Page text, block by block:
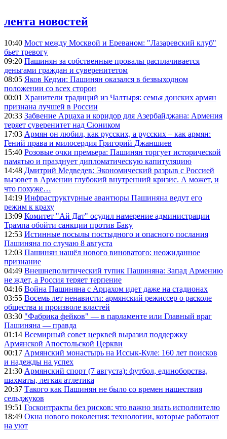
лента новостей
10:40 Мост между Москвой и Ереваном: "Лазаревский клуб"
бьет тревогу
09:20 Пашинян за собственные провалы расплачивается
деньгами граждан и суверенитетом
08:05 Яков Кедми: Пашинян оказался в безвыходном
положении со всех сторон
00:01 Хранители традиций из Чалтыря: семья донских армян
признана лучшей в России
20:33 Забвение Арцаха и коридор для Азербайджана: Армения
теряет суверенитет над Сюником
17:03 Армян он любил, как русских, а русских – как армян:
Гений права и милосердия Григорий Джаншиев
15:40 Розовые очки премьера: Пашинян торгует исторической
памятью и празднует дипломатическую капитуляцию
14:48 Дмитрий Медведев: Экономический разрыв с Россией
вызовет в Армении глубокий внутренний кризис. А может, и
что похуже…
14:19 Инфраструктурные авантюры Пашиняна ведут его
режим к краху
13:09 Комитет "Ай Дат" осудил намерение администрации
Трампа обойти санкции против Баку
12:53 Истинные посылы постыдного и опасного послания
Пашиняна по случаю 8 августа
12:03 Пашинян нашёл нового виноватого: неожиданное
признание
04:49 Внешнеполитический тупик Пашиняна: Запад Армению
не ждет, а Россия теряет терпение
04:16 Война Пашиняна с Арцахом идет даже на стадионах
03:55 Восемь лет ненависти: армянский режиссер о расколе
общества и произволе властей
03:30 "Фабрика фейков" — в парламенте или Главный враг
Пашиняна — правда
01:14 Всемирный совет церквей выразил поддержку
Армянской Апостольской Церкви
00:17 Армянский монастырь на Иссык-Куле: 160 лет поисков
и надежды на успех
21:30 Армянский спорт (7 августа): футбол, единоборства,
шахматы, легкая атлетика
20:37 Такого как Пашинян не было со времен нашествия
сельджуков
19:51 Госконтракты без рисков: что важно знать исполнителю
18:49 Окна нового поколения: технологии, которые работают
на уют